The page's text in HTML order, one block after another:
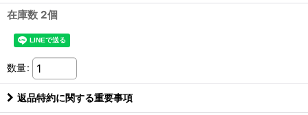
在庫数 2個
数量:
返品特約に関する重要事項